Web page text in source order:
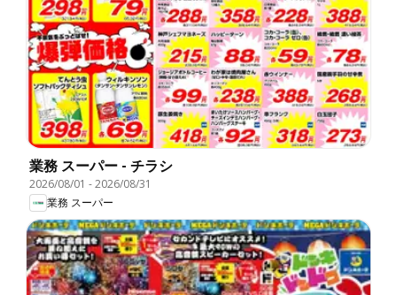
業務 スーパー - チラシ
2026/08/01 -2026/08/31
業務 スーパー